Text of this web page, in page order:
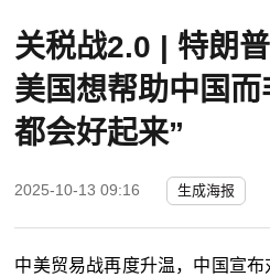
关税战2.0 | 特朗
美国想帮助中国
都会好起来”
2025-10-13 09:16 生成海报
中美贸易战再度升温，中国宣